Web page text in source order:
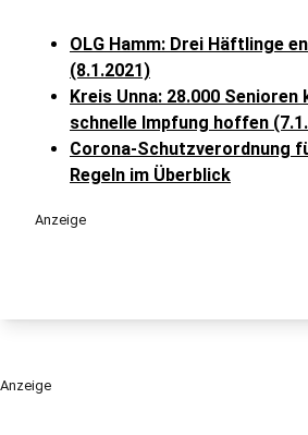
OLG Hamm: Drei Häftlinge
(8.1.2021)
Kreis Unna: 28.000 Senioren
schnelle Impfung hoffen
Corona-Schutzverordnung
Regeln im Überblick
Anzeige
Anzeige